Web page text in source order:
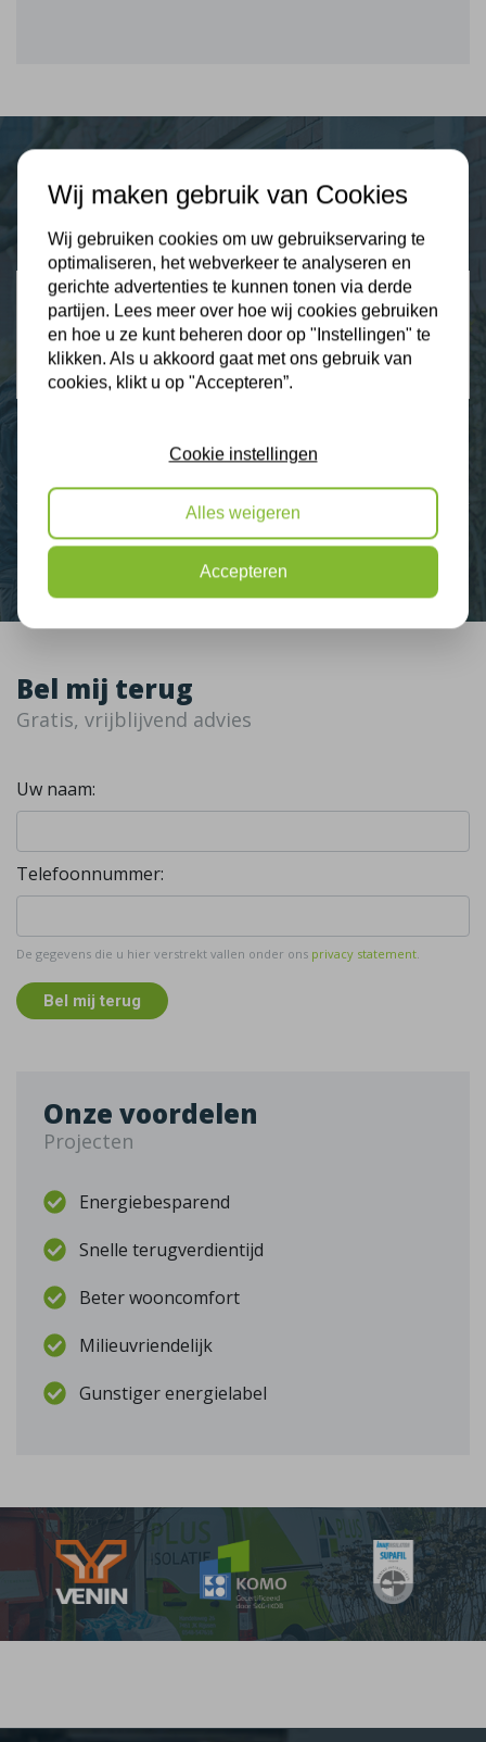
Plus Isolatie
Uw isolatie specialist
9,3
Klantbeoordelingen
2274 klanten beoordelen ons met een 9.3
Contact
Bel mij terug
Gratis, vrijblijvend advies
Uw naam:
Telefoonnummer:
De gegevens die u hier verstrekt vallen onder ons privacy statement.
Bel mij terug
Onze voordelen
Projecten
Energiebesparend
Snelle terugverdientijd
Beter wooncomfort
Milieuvriendelijk
Gunstiger energielabel
Wij maken gebruik van Cookies
Wij gebruiken cookies om uw gebruikservaring te
optimaliseren, het webverkeer te analyseren en
gerichte advertenties te kunnen tonen via derde
partijen. Lees meer over hoe wij cookies gebruiken
en hoe u ze kunt beheren door op "Instellingen" te
klikken. Als u akkoord gaat met ons gebruik van
cookies, klikt u op "Accepteren”.
Cookie instellingen
Alles weigeren
Accepteren